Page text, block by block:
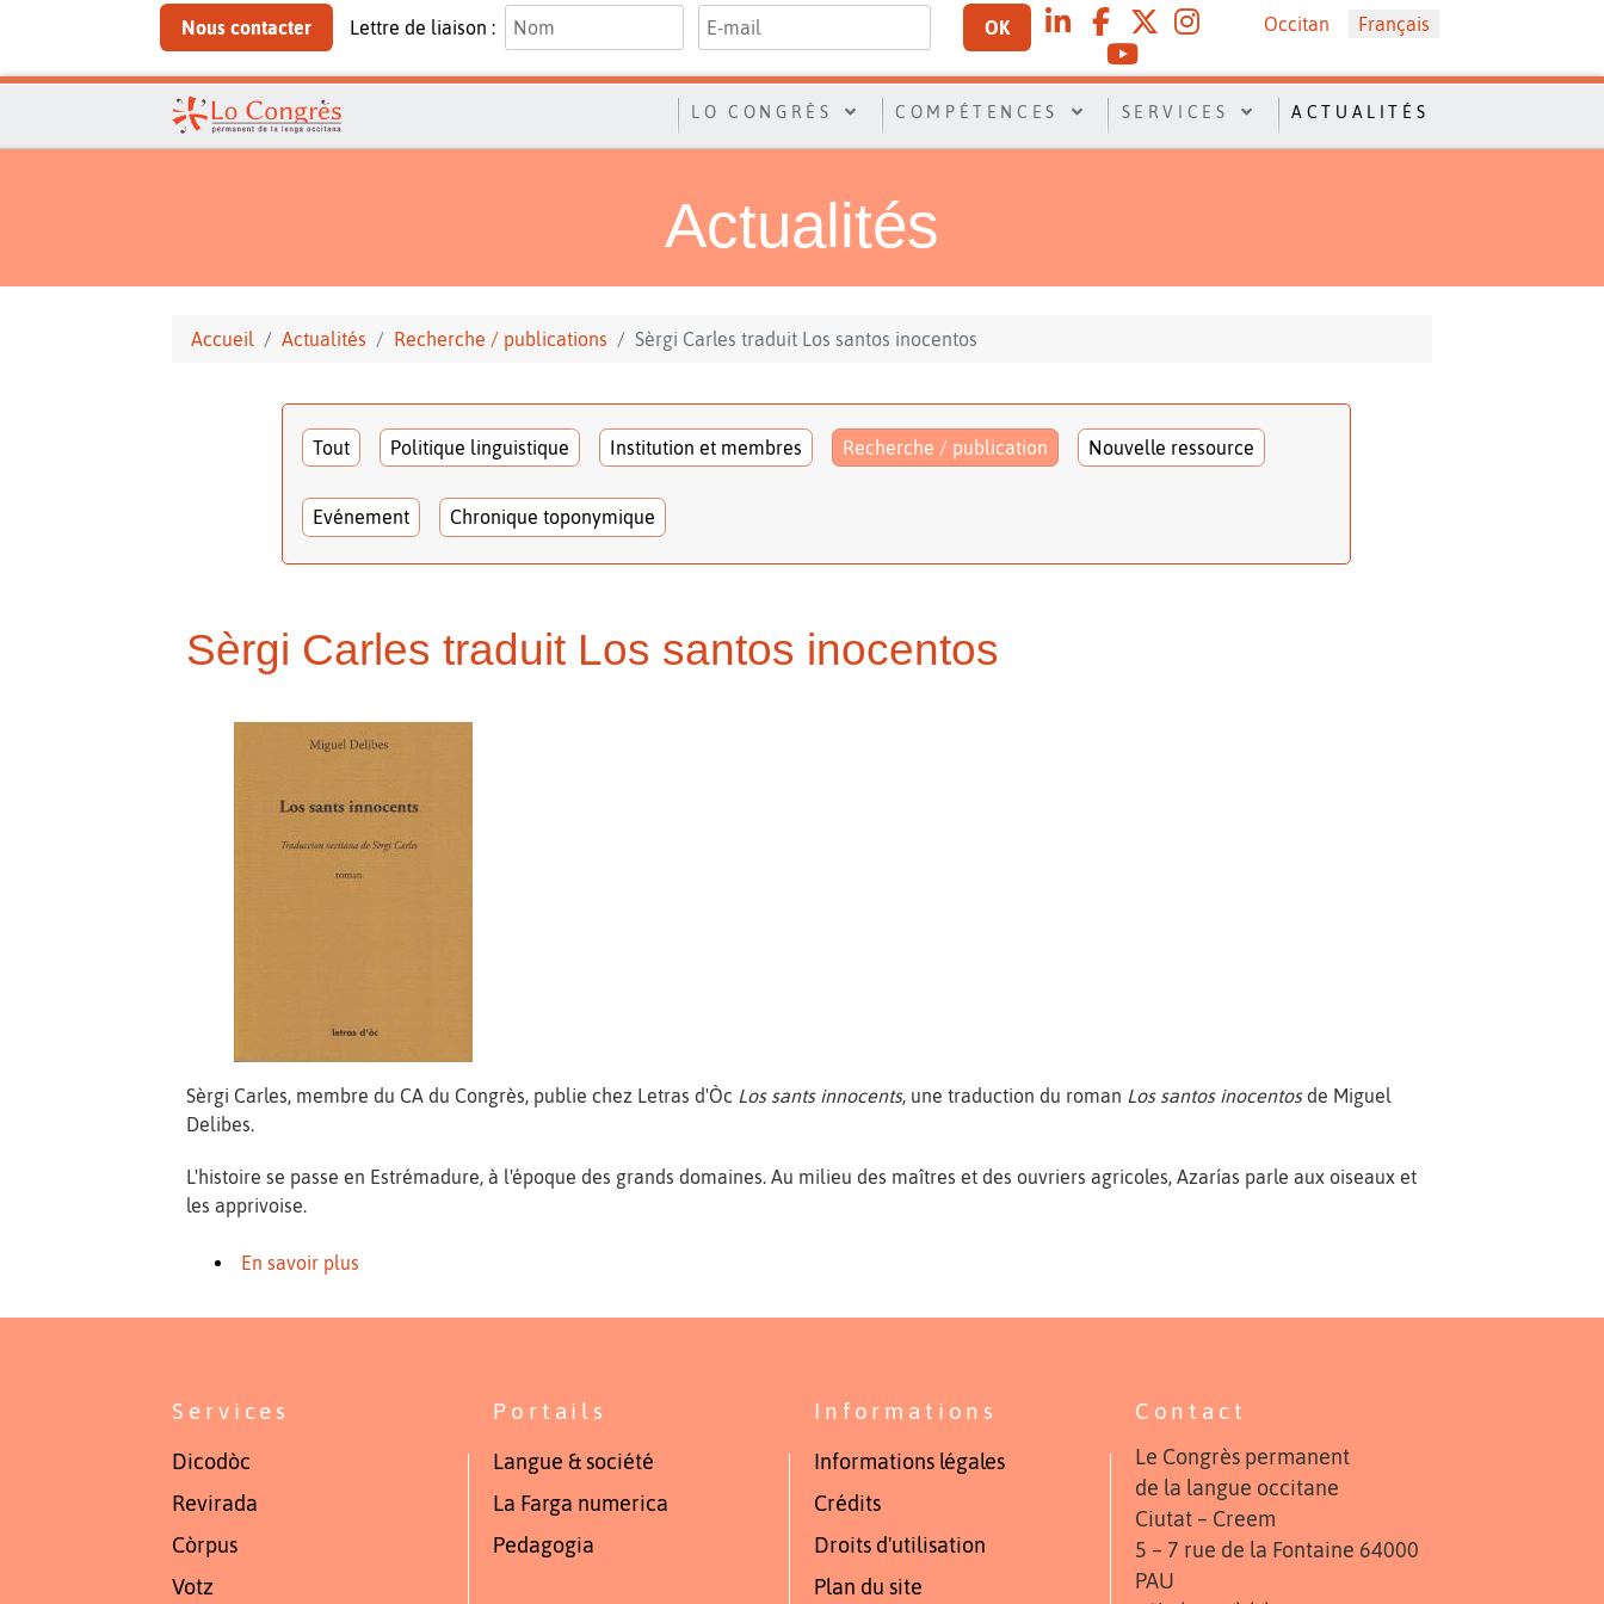
Nous contacter Lettre de liaison : OK Sélectionnez votre langue
Occitan Français
LO CONGRÈS COMPÉTENCES SERVICES ACTUALITÉS
Actualités
Accueil Actualités Recherche / publications Sèrgi Carles traduit Los santos inocentos
Tout Politique linguistique Institution et membres Recherche / publication Nouvelle ressource
Evénement Chronique toponymique
Sèrgi Carles traduit Los santos inocentos
Sèrgi Carles, membre du CA du Congrès, publie chez Letras d'Òc Los sants innocents, une traduction du roman Los santos inocentosde Miguel
Delibes.
L'histoire se passe en Estrémadure, à l'époque des grands domaines. Au milieu des maîtres et des ouvriers agricoles, Azarías parle aux oiseaux et
les apprivoise.
En savoir plus
Services
Dicodòc
Revirada
Còrpus
Votz
Portails
Langue & société
La Farga numerica
Pedagogia
Informations
Informations légales
Crédits
Droits d'utilisation
Plan du site
Contact
Le Congrès permanent
de la langue occitane
Ciutat – Creem
5 – 7 rue de la Fontaine 64000
PAU